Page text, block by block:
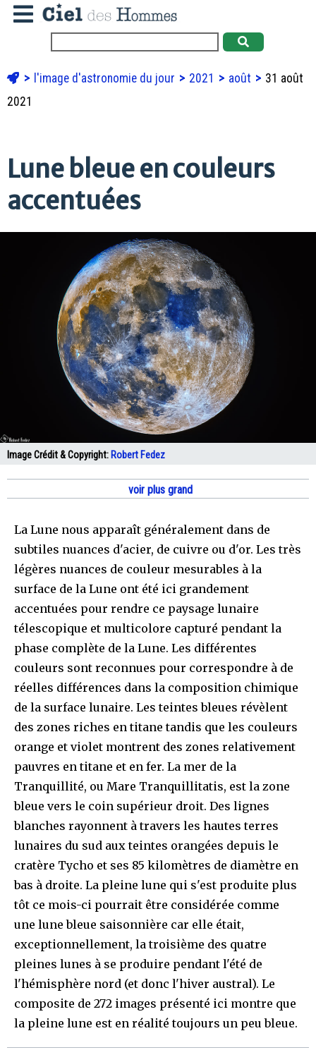
l'image d'astronomie du jour 2021 août
31 août
2021
Lune bleue en couleurs
accentuées
Image Crédit & Copyright: Robert Fedez
voir plus grand
La Lune nous apparaît généralement dans de
subtiles nuances d'acier, de cuivre ou d'or. Les très
légères nuances de couleur mesurables à la
surface de la Lune ont été ici grandement
accentuées pour rendre ce paysage lunaire
télescopique et multicolore capturé pendant la
phase complète de la Lune. Les différentes
couleurs sont reconnues pour correspondre à de
réelles différences dans la composition chimique
de la surface lunaire. Les teintes bleues révèlent
des zones riches en titane tandis que les couleurs
orange et violet montrent des zones relativement
pauvres en titane et en fer. La mer de la
Tranquillité, ou Mare Tranquillitatis, est la zone
bleue vers le coin supérieur droit. Des lignes
blanches rayonnent à travers les hautes terres
lunaires du sud aux teintes orangées depuis le
cratère Tycho et ses 85 kilomètres de diamètre en
bas à droite. La pleine lune qui s'est produite plus
tôt ce mois-ci pourrait être considérée comme
une lune bleue saisonnière car elle était,
exceptionnellement, la troisième des quatre
pleines lunes à se produire pendant l'été de
l'hémisphère nord (et donc l'hiver austral). Le
composite de 272 images présenté ici montre que
la pleine lune est en réalité toujours un peu bleue.